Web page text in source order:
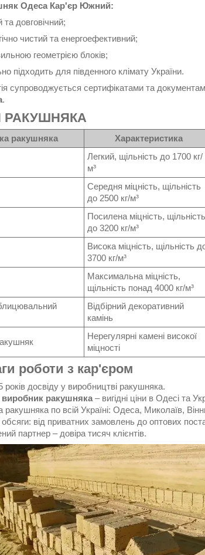
Одеса Кар'єр Южний:
та довговічний;
чистий та енергоефективний;
геометрією блоків;
підходить для південного клімату України.
супроводжується сертифікатами та
.
РАКУШНЯКА
ракушняка Характеристика
Легкий, щільність до 1700 кг/
м³
Середня міцність, щільність
до 2500 кг/м³
Посилена міцність, щільність
до 3200 кг/м³
Висока міцність, щільність
3700 кг/м³
Максимальна міцність,
щільність понад 4000 кг/м³
Відбірний декоративний
камінь
Нерегулярні камені високої
міцності
роботи з кар'єром
досвіду у виробництві ракушняка.
ракушняка – вигідні ціни в Одесі та
по всій Україні: Одеса, Миколаїв,
від приватних замовлень до оптових
партнер – довіра тисяч клієнтів.